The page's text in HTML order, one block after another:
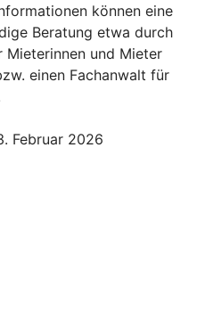
können eine
Beratung etwa durch
Mieterinnen und Mieter
einen Fachanwalt für
Februar 2026